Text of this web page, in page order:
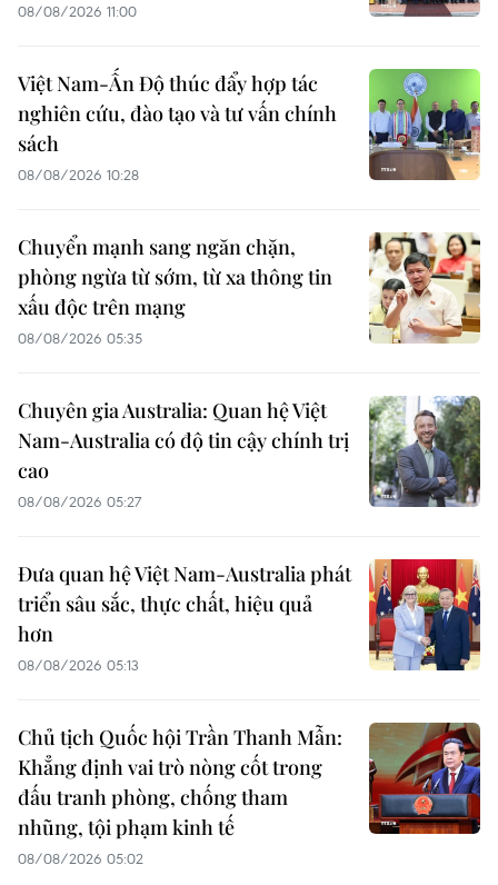
08/08/2026 11:00
Việt Nam-Ấn Độ thúc đẩy hợp tác
nghiên cứu, đào tạo và tư vấn chính
sách
08/08/2026 10:28
Chuyển mạnh sang ngăn chặn,
phòng ngừa từ sớm, từ xa thông tin
xấu độc trên mạng
08/08/2026 05:35
Chuyên gia Australia: Quan hệ Việt
Nam-Australia có độ tin cậy chính trị
cao
08/08/2026 05:27
Đưa quan hệ Việt Nam-Australia phát
triển sâu sắc, thực chất, hiệu quả
hơn
08/08/2026 05:13
Chủ tịch Quốc hội Trần Thanh Mẫn:
Khẳng định vai trò nòng cốt trong
đấu tranh phòng, chống tham
nhũng, tội phạm kinh tế
08/08/2026 05:02